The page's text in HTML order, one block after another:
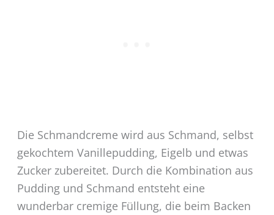
Die Schmandcreme wird aus Schmand, selbst
gekochtem Vanillepudding, Eigelb und etwas
Zucker zubereitet. Durch die Kombination aus
Pudding und Schmand entsteht eine
wunderbar cremige Füllung, die beim Backen